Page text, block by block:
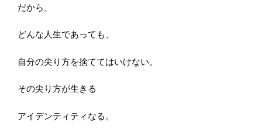
だから、
どんな人生であっても、
自分の尖り方を捨ててはいけない。
その尖り方が生きる
アイデンティティなる。